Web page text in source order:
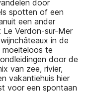
door
spotten of een
een ander
Le Verdon-sur-Mer
in de
te
door de
van zee, rivier,
vakantiehuis hier
voor een spontaan